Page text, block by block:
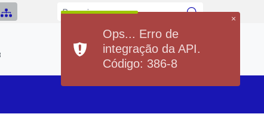
Previsão do Tempo
Hoje
Min20°Max37°
Sábado
Min 20°
×
Ops... Erro de
integração da API.
Código: 386-8